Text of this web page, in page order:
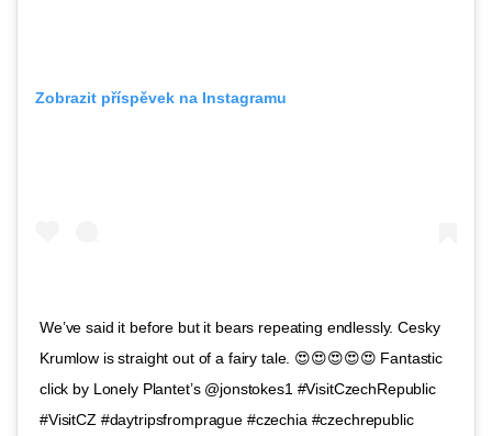
Zobrazit příspěvek na Instagramu
We’ve said it before but it bears repeating endlessly. Cesky
Krumlow is straight out of a fairy tale. 😍😍😍😍😍 Fantastic
click by Lonely Plantet’s @jonstokes1 #VisitCzechRepublic
#VisitCZ #daytripsfromprague #czechia #czechrepublic